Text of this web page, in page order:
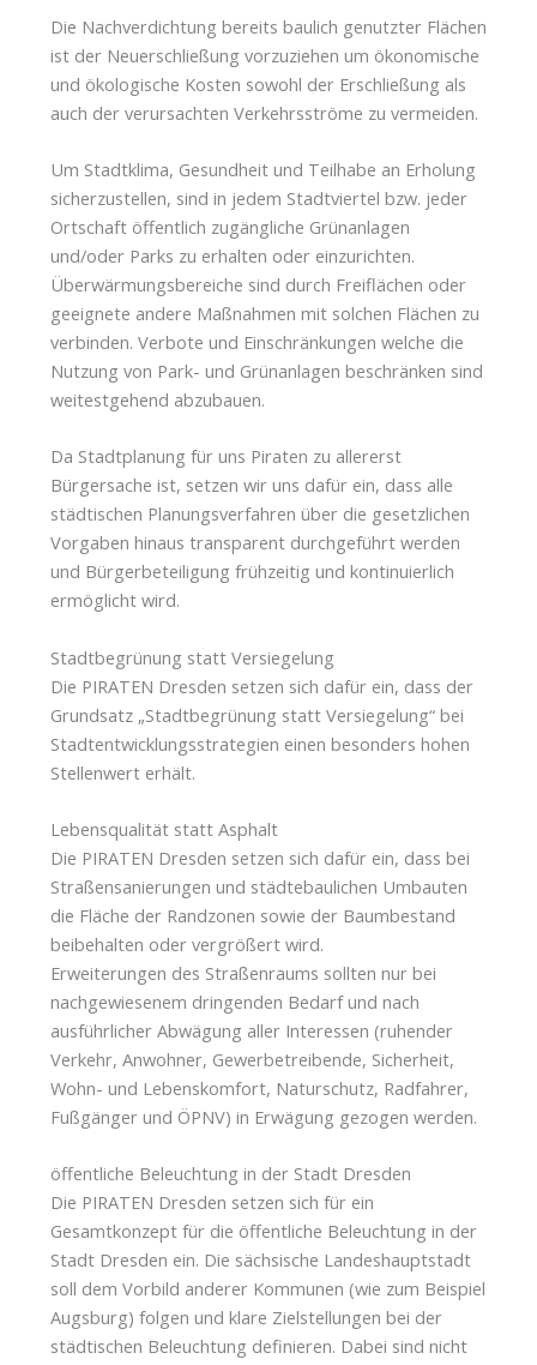
Die Nachverdichtung bereits baulich genutzter Flächen
ist der Neuerschließung vorzuziehen um ökonomische
und ökologische Kosten sowohl der Erschließung als
auch der verursachten Verkehrsströme zu vermeiden.
Um Stadtklima, Gesundheit und Teilhabe an Erholung
sicherzustellen, sind in jedem Stadtviertel bzw. jeder
Ortschaft öffentlich zugängliche Grünanlagen
und/oder Parks zu erhalten oder einzurichten.
Überwärmungsbereiche sind durch Freiflächen oder
geeignete andere Maßnahmen mit solchen Flächen zu
verbinden. Verbote und Einschränkungen welche die
Nutzung von Park- und Grünanlagen beschränken sind
weitestgehend abzubauen.
Da Stadtplanung für uns Piraten zu allererst
Bürgersache ist, setzen wir uns dafür ein, dass alle
städtischen Planungsverfahren über die gesetzlichen
Vorgaben hinaus transparent durchgeführt werden
und Bürgerbeteiligung frühzeitig und kontinuierlich
ermöglicht wird.
Stadtbegrünung statt Versiegelung
Die PIRATEN Dresden setzen sich dafür ein, dass der
Grundsatz „Stadtbegrünung statt Versiegelung“ bei
Stadtentwicklungsstrategien einen besonders hohen
Stellenwert erhält.
Lebensqualität statt Asphalt
Die PIRATEN Dresden setzen sich dafür ein, dass bei
Straßensanierungen und städtebaulichen Umbauten
die Fläche der Randzonen sowie der Baumbestand
beibehalten oder vergrößert wird.
Erweiterungen des Straßenraums sollten nur bei
nachgewiesenem dringenden Bedarf und nach
ausführlicher Abwägung aller Interessen (ruhender
Verkehr, Anwohner, Gewerbetreibende, Sicherheit,
Wohn- und Lebenskomfort, Naturschutz, Radfahrer,
Fußgänger und ÖPNV) in Erwägung gezogen werden.
öffentliche Beleuchtung in der Stadt Dresden
Die PIRATEN Dresden setzen sich für ein
Gesamtkonzept für die öffentliche Beleuchtung in der
Stadt Dresden ein. Die sächsische Landeshauptstadt
soll dem Vorbild anderer Kommunen (wie zum Beispiel
Augsburg) folgen und klare Zielstellungen bei der
städtischen Beleuchtung definieren. Dabei sind nicht